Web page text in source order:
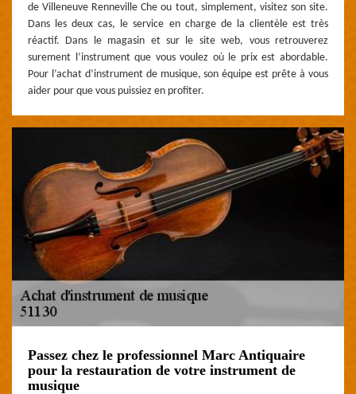
de Villeneuve Renneville Che ou tout, simplement, visitez son site.
Dans les deux cas, le service en charge de la clientèle est très
réactif. Dans le magasin et sur le site web, vous retrouverez
surement l’instrument que vous voulez où le prix est abordable.
Pour l’achat d’instrument de musique, son équipe est prête à vous
aider pour que vous puissiez en profiter.
Passez chez le professionnel Marc Antiquaire
pour la restauration de votre instrument de
musique